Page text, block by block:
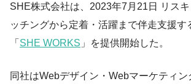
SHE株式会社は、2023年7月21日 リス
ッチングから定着・活躍まで伴走支援す
「 SHE WORKS 」を提供開始した。
同社はWebデザイン・Webマーケティン